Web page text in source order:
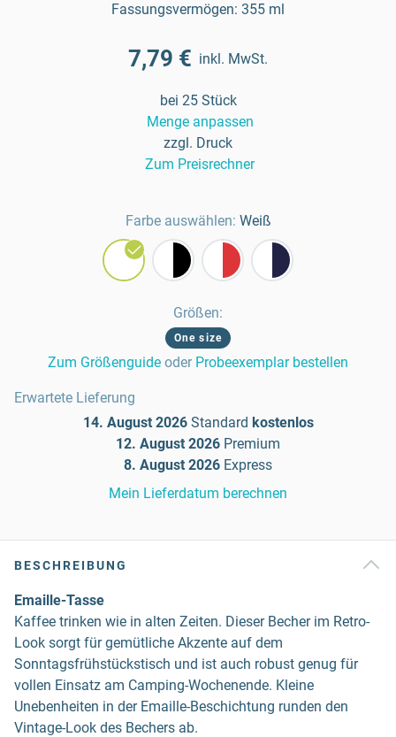
Fassungsvermögen: 355 ml
7,79 € inkl. MwSt.
bei 25 Stück
Menge anpassen
zzgl. Druck
Zum Preisrechner
Farbe auswählen: Weiß
Größen:
One size
Zum Größenguide oder Probeexemplar bestellen
Erwartete Lieferung
14. August 2026 Standard kostenlos
12. August 2026 Premium
8. August 2026 Express
Mein Lieferdatum berechnen
BESCHREIBUNG
Emaille-Tasse
Kaffee trinken wie in alten Zeiten. Dieser Becher im Retro-
Look sorgt für gemütliche Akzente auf dem
Sonntagsfrühstückstisch und ist auch robust genug für
vollen Einsatz am Camping-Wochenende. Kleine
Unebenheiten in der Emaille-Beschichtung runden den
Vintage-Look des Bechers ab.